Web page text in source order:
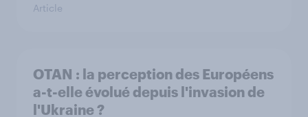
Article
OTAN : la perception des Européens
a-t-elle évolué depuis l'invasion de
l'Ukraine ?